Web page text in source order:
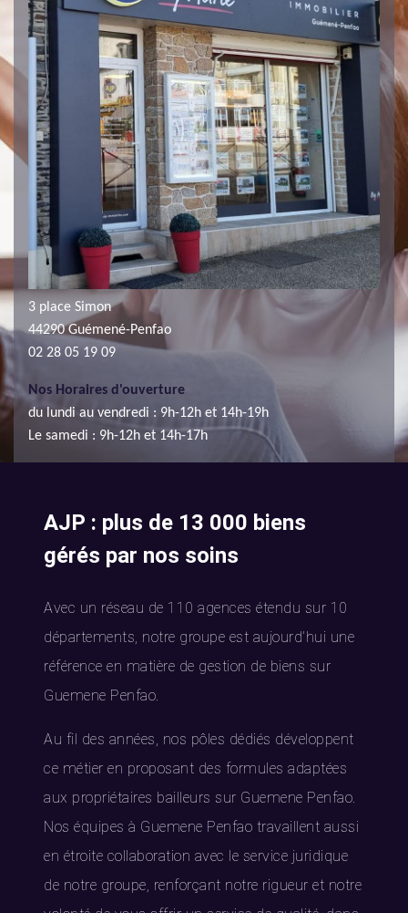
3 place Simon
44290 Guémené-Penfao
02 28 05 19 09
Nos Horaires d'ouverture
du lundi au vendredi : 9h-12h et 14h-19h
Le samedi : 9h-12h et 14h-17h
AJP : plus de 13 000 biens
gérés par nos soins
Avec un réseau de 110 agences étendu sur 10
départements, notre groupe est aujourd’hui une
référence en matière de gestion de biens sur
Guemene Penfao.
Au fil des années, nos pôles dédiés développent
ce métier en proposant des formules adaptées
aux propriétaires bailleurs sur Guemene Penfao.
Nos équipes à Guemene Penfao travaillent aussi
en étroite collaboration avec le service juridique
de notre groupe, renforçant notre rigueur et notre